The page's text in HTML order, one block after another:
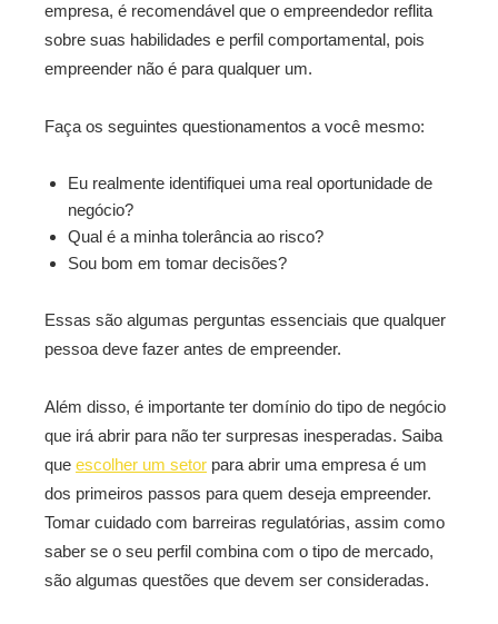
empresa, é recomendável que o empreendedor reflita
sobre suas habilidades e perfil comportamental, pois
empreender não é para qualquer um.
Faça os seguintes questionamentos a você mesmo:
Eu realmente identifiquei uma real oportunidade de
negócio?
Qual é a minha tolerância ao risco?
Sou bom em tomar decisões?
Essas são algumas perguntas essenciais que qualquer
pessoa deve fazer antes de empreender.
Além disso, é importante ter domínio do tipo de negócio
que irá abrir para não ter surpresas inesperadas. Saiba
que escolher um setor para abrir uma empresa é um
dos primeiros passos para quem deseja empreender.
Tomar cuidado com barreiras regulatórias, assim como
saber se o seu perfil combina com o tipo de mercado,
são algumas questões que devem ser consideradas.